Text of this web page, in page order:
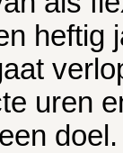
heftig
uren